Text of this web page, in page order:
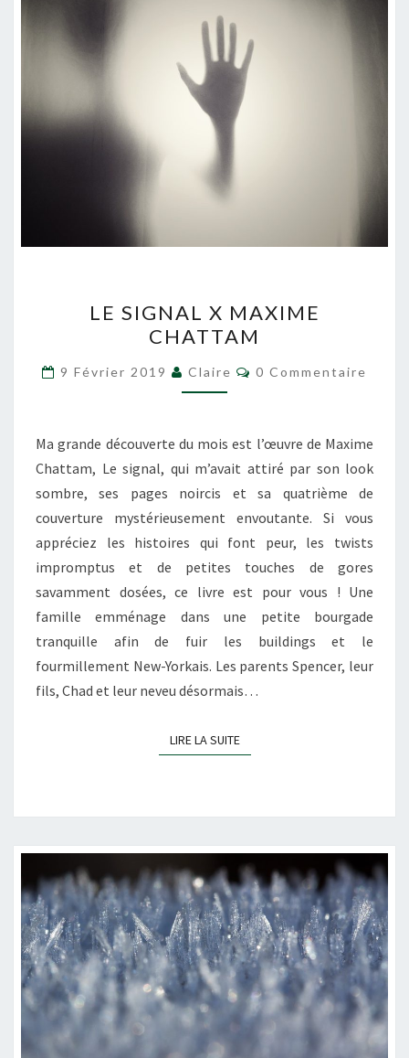
SIGNAL
MAXIME
CHATTAM
LE SIGNAL X MAXIME
CHATTAM
9 Février 2019 Claire Commentaires
0 Commentaire
Ma grande découverte du mois est l’œuvre de Maxime
Chattam, Le signal, qui m’avait attiré par son look
sombre, ses pages noircis et sa quatrième de
couverture mystérieusement envoutante. Si vous
appréciez les histoires qui font peur, les twists
impromptus et de petites touches de gores
savamment dosées, ce livre est pour vous ! Une
famille emménage dans une petite bourgade
tranquille afin de fuir les buildings et le
fourmillement New-Yorkais. Les parents Spencer, leur
fils, Chad et leur neveu désormais…
LIRE LA SUITELIRE LA SUITE